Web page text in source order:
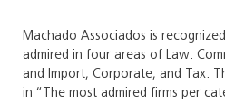
Machado Associados is
admired in four areas of Law:
and Import, Corporate, and Tax.
in “The most admired firms per